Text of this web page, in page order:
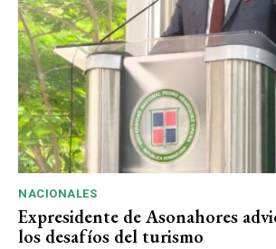
NACIONALES
Expresidente de Asonahores
los desafíos del turismo